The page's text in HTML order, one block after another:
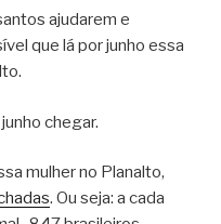
ajudarem e
que lá por junho essa
chegar.
mulher no Planalto,
. Ou seja: a cada